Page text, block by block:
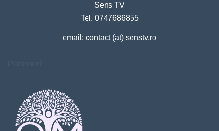
Sens TV
Tel. 0747686855
email: contact (at) senstv.ro